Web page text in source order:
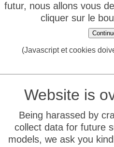
futur, nous allons vous
cliquer sur le
(Javascript et cookies
Website is
Being harassed by
collect data for future
models, we ask you